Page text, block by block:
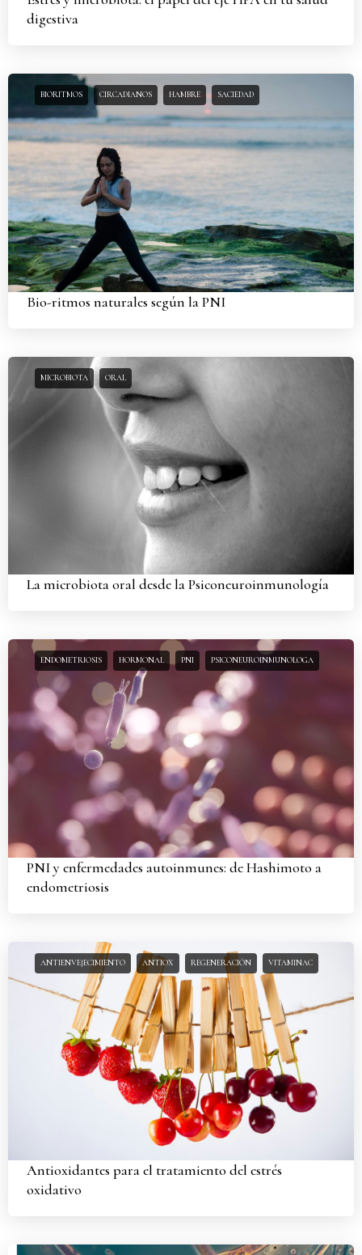
digestiva
BIORITMOS CIRCADIANOS HAMBRE SACIEDAD
Bio-ritmos naturales según la PNI
MICROBIOTA ORAL
La microbiota oral desde la Psiconeuroinmunología
ENDOMETRIOSIS HORMONAL PNI PSICONEUROINMUNOLOGA
PNI y enfermedades autoinmunes: de Hashimoto a
endometriosis
ANTIENVEJECIMIENTO ANTIOX REGENERACIÓN VITAMINAC
Antioxidantes para el tratamiento del estrés
oxidativo